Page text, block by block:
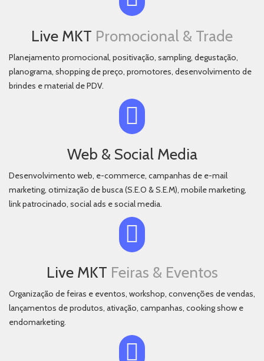
Live MKT Promocional & Trade
Planejamento promocional, positivação, sampling, degustação,
planograma, shopping de preço, promotores, desenvolvimento de
brindes e material de PDV.
Web & Social Media
Desenvolvimento web, e-commerce, campanhas de e-mail
marketing, otimização de busca (S.E.O & S.E.M), mobile marketing,
link patrocinado, social ads e social media.
Live MKT Feiras & Eventos
Organização de feiras e eventos, workshop, convenções de vendas,
lançamentos de produtos, ativação, campanhas, cooking show e
endomarketing.